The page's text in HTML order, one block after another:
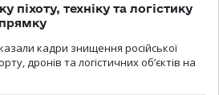
піхоту, техніку та логістику
кадри знищення російської
дронів та логістичних об’єктів на